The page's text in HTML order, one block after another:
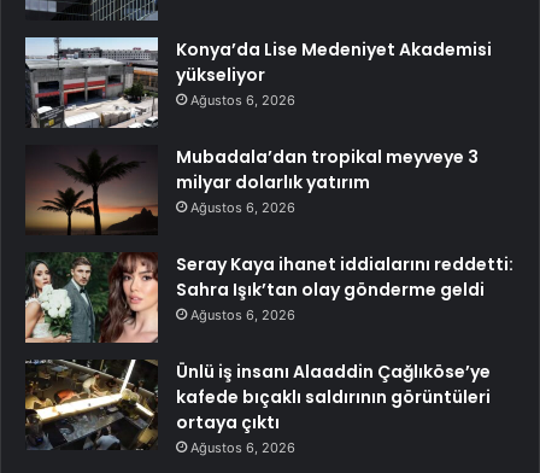
Konya’da Lise Medeniyet Akademisi
yükseliyor
Ağustos 6, 2026
Mubadala’dan tropikal meyveye 3
milyar dolarlık yatırım
Ağustos 6, 2026
Seray Kaya ihanet iddialarını reddetti:
Sahra Işık’tan olay gönderme geldi
Ağustos 6, 2026
Ünlü iş insanı Alaaddin Çağlıköse’ye
kafede bıçaklı saldırının görüntüleri
ortaya çıktı
Ağustos 6, 2026